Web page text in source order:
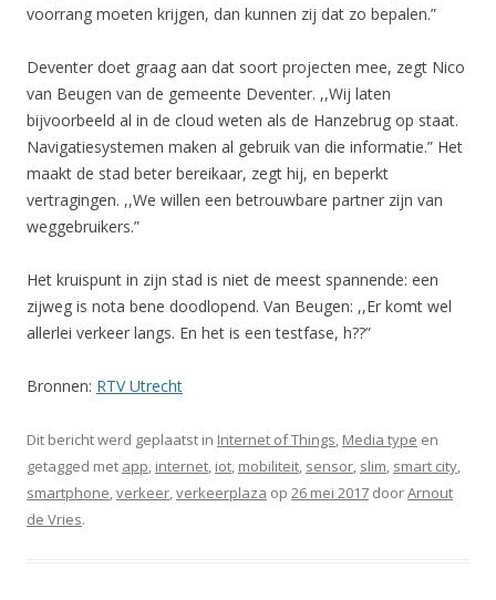
voorrang moeten krijgen, dan kunnen zij dat zo bepalen.”
Deventer doet graag aan dat soort projecten mee, zegt Nico
van Beugen van de gemeente Deventer. ,,Wij laten
bijvoorbeeld al in de cloud weten als de Hanzebrug op staat.
Navigatiesystemen maken al gebruik van die informatie.” Het
maakt de stad beter bereikaar, zegt hij, en beperkt
vertragingen. ,,We willen een betrouwbare partner zijn van
weggebruikers.”
Het kruispunt in zijn stad is niet de meest spannende: een
zijweg is nota bene doodlopend. Van Beugen: ,,Er komt wel
allerlei verkeer langs. En het is een testfase, h??”
Bronnen: RTV Utrecht
Dit bericht werd geplaatst in Internet of Things, Media type en
getagged met app, internet, iot, mobiliteit, sensor, slim, smart city,
smartphone,verkeer,verkeerplaza op 26 mei 2017 doorArnout
de Vries.